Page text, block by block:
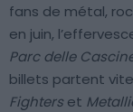
fans de métal,
en juin,
Parc delle
billets partent
Fighters et